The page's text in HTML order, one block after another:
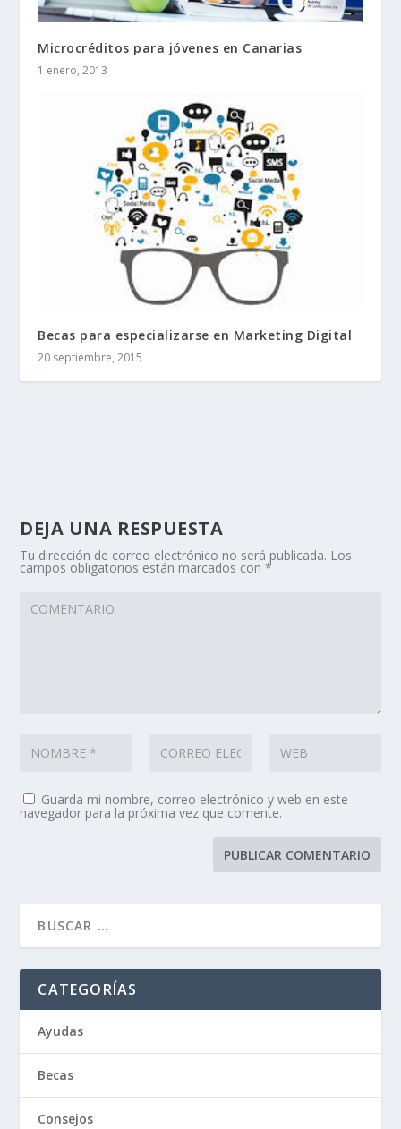
Microcréditos para jóvenes en Canarias
1 enero, 2013
Becas para especializarse en Marketing Digital
20 septiembre, 2015
DEJA UNA RESPUESTA
Tu dirección de correo electrónico no será publicada. Los
campos obligatorios están marcados con*
Guarda mi nombre, correo electrónico y web en este
navegador para la próxima vez que comente.
CATEGORÍAS
Ayudas
Becas
Consejos